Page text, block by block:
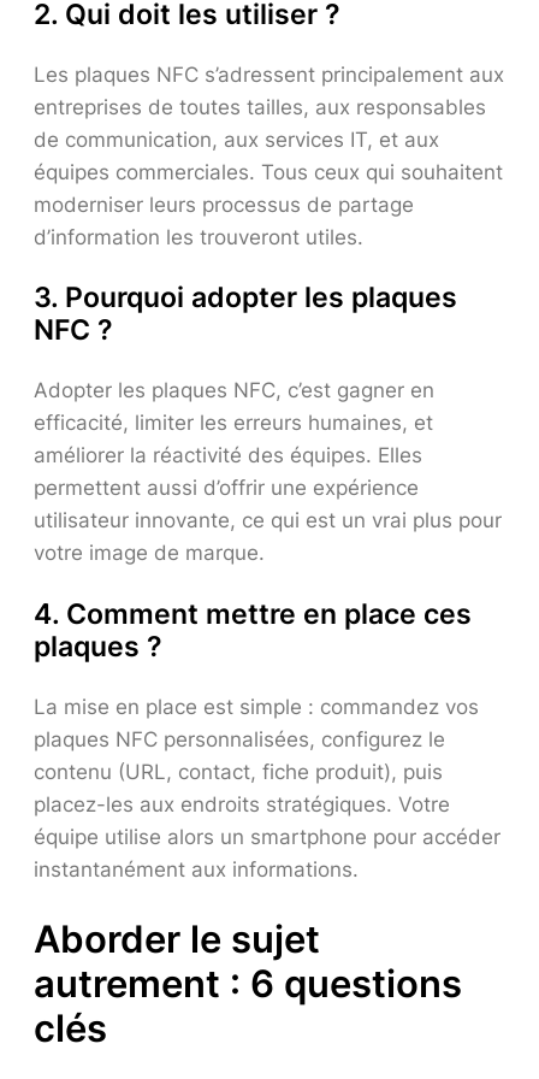
2. Qui doit les utiliser ?
Les plaques NFC s’adressent principalement aux
entreprises de toutes tailles, aux responsables
de communication, aux services IT, et aux
équipes commerciales. Tous ceux qui souhaitent
moderniser leurs processus de partage
d’information les trouveront utiles.
3. Pourquoi adopter les plaques
NFC ?
Adopter les plaques NFC, c’est gagner en
efficacité, limiter les erreurs humaines, et
améliorer la réactivité des équipes. Elles
permettent aussi d’offrir une expérience
utilisateur innovante, ce qui est un vrai plus pour
votre image de marque.
4. Comment mettre en place ces
plaques ?
La mise en place est simple : commandez vos
plaques NFC personnalisées, configurez le
contenu (URL, contact, fiche produit), puis
placez-les aux endroits stratégiques. Votre
équipe utilise alors un smartphone pour accéder
instantanément aux informations.
Aborder le sujet
autrement : 6 questions
clés